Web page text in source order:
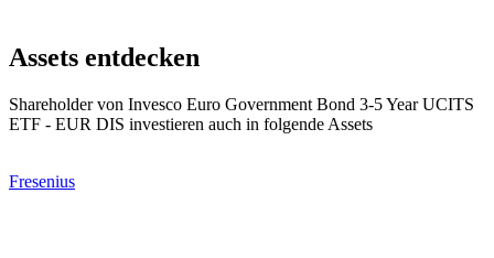
Assets entdecken
Shareholder von Invesco Euro Government Bond 3-5 Year UCITS
ETF - EUR DIS investieren auch in folgende Assets
Fresenius